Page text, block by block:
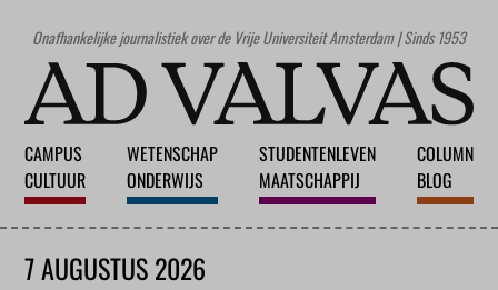
Onafhankelijke journalistiek over de Vrije Universiteit Amsterdam | Sinds 1953
CAMPUS
CULTUUR
WETENSCHAP
ONDERWIJS
STUDENTENLEVEN
MAATSCHAPPIJ
COLUMN
BLOG
7 AUGUSTUS 2026